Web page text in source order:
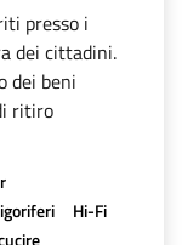
presso i
dei cittadini.
dei beni
ritiro
Hi-Fi